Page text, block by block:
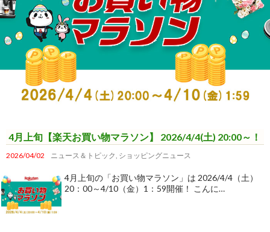
4月上旬【楽天お買い物マラソン】 2026/4/4(土) 20:00～！
2026/04/02 ニュース＆トピック, ショッピングニュース
4月上旬の「お買い物マラソン」は 2026/4/4（土）
20：00～4/10（金）1：59開催！ こんに…